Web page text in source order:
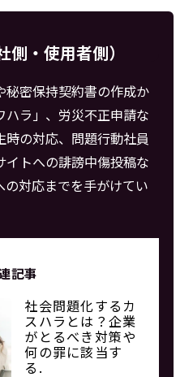
・使用者側）
密保持契約書の作成か
ハラ」、労災不正申請な
の対応、問題行動社員
トへの誹謗中傷投稿な
対応までを手がけてい
記事
社会問題化するカ
スハラとは？企業
がとるべき対策や
何の罪に該当す
る.